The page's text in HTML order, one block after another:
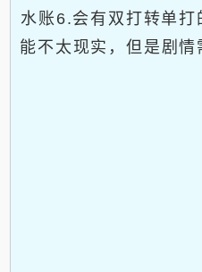
水账6.会有双打转单打
能不太现实，但是剧情